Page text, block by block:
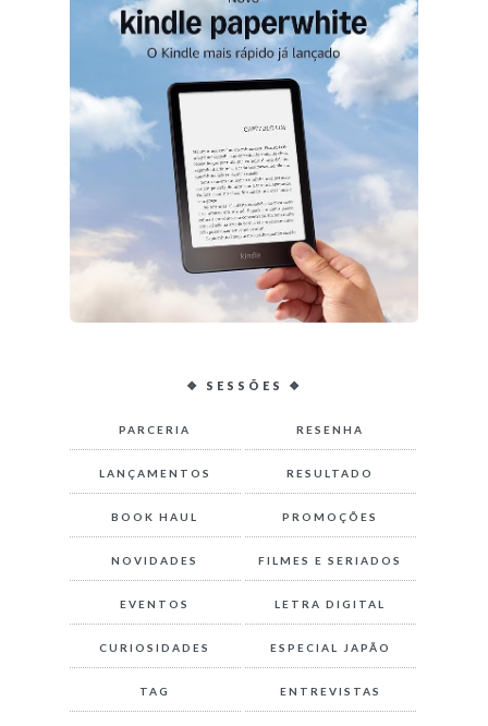
❖ SESSÕES ❖
PARCERIA RESENHA
LANÇAMENTOS RESULTADO
BOOK HAUL PROMOÇÕES
NOVIDADES FILMES E SERIADOS
EVENTOS LETRA DIGITAL
CURIOSIDADES ESPECIAL JAPÃO
TAG ENTREVISTAS